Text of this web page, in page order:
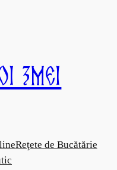
Zmei
Reţete de Bucătărie